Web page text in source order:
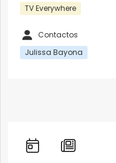
TV Everywhere
Contactos
Julissa Bayona